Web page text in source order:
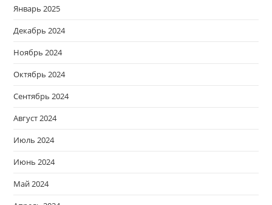
Январь 2025
Декабрь 2024
Ноябрь 2024
Октябрь 2024
Сентябрь 2024
Август 2024
Июль 2024
Июнь 2024
Май 2024